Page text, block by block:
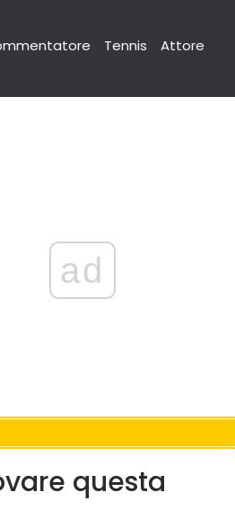
Tennis Attore
ad
questa